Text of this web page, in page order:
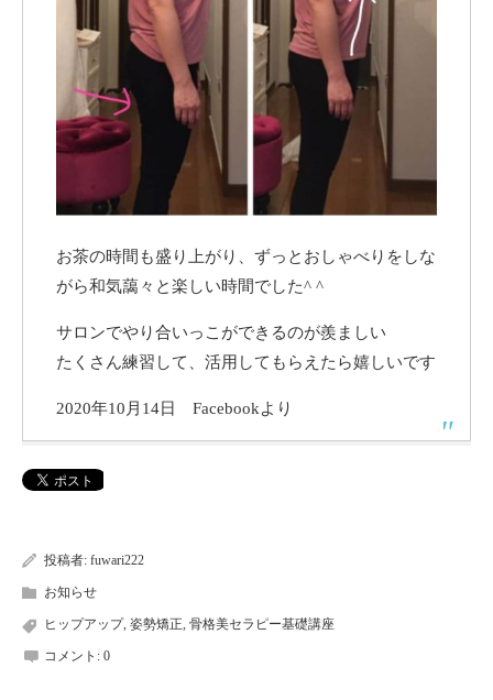
お茶の時間も盛り上がり、ずっとおしゃべりをしな
がら和気藹々と楽しい時間でした^ ^
サロンでやり合いっこができるのが羨ましい
たくさん練習して、活用してもらえたら嬉しいです
2020年10月14日 Facebookより
投稿者: fuwari222
お知らせ
ヒップアップ, 姿勢矯正 骨格美セラピー基礎講座
コメント: 0